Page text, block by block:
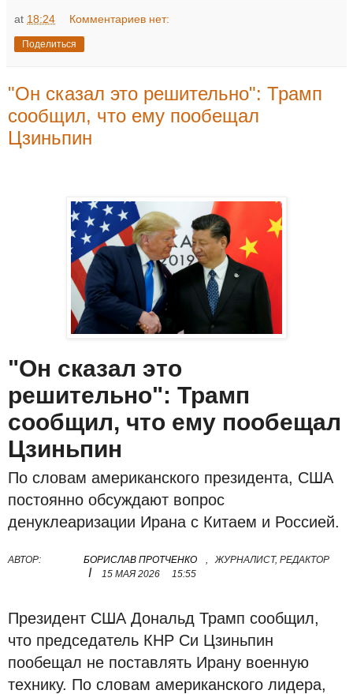
at 18:24 Комментариев нет:
Поделиться
"Он сказал это решительно": Трамп
сообщил, что ему пообещал
Цзиньпин
"Он сказал это
решительно": Трамп
сообщил, что ему пообещал
Цзиньпин
По словам американского президента, США
постоянно обсуждают вопрос
денуклеаризации Ирана с Китаем и Россией.
АВТОР: БОРИСЛАВ ПРОТЧЕНКО ЖУРНАЛИСТ, РЕДАКТОР
I 15 МАЯ 2026 15:55
Президент США Дональд Трамп сообщил,
что председатель КНР Си Цзиньпин
пообещал не поставлять Ирану военную
технику. По словам американского лидера,